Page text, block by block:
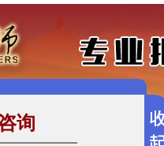
9881
询